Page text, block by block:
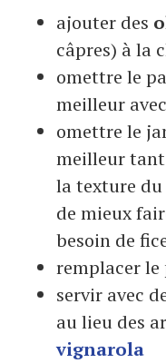
ajouter des
câpres) à la
omettre le
meilleur avec
omettre le
meilleur tant
la texture
de mieux
besoin de
remplacer
servir avec
au lieu des
vignarola